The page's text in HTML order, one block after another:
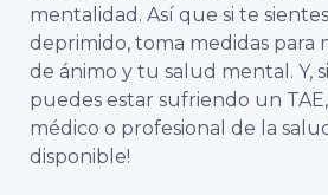
mentalidad. Así que si te
deprimido, toma medidas para
de ánimo y tu salud mental. Y,
puedes estar sufriendo un
médico o profesional de la
disponible!